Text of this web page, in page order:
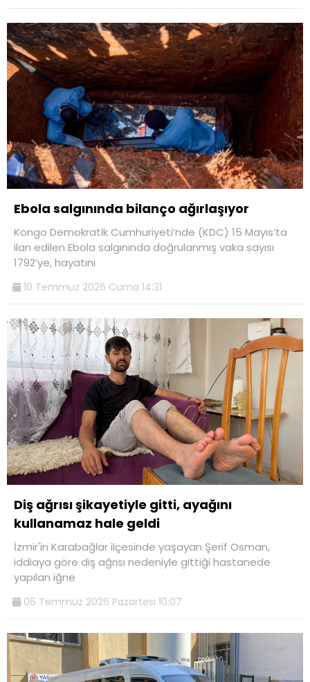
Ebola salgınında bilanço ağırlaşıyor
Kongo Demokratik Cumhuriyeti’nde (KDC) 15 Mayıs’ta
ilan edilen Ebola salgınında doğrulanmış vaka sayısı
1792’ye, hayatını
10 Temmuz 2026 Cuma 14:31
Diş ağrısı şikayetiyle gitti, ayağını
kullanamaz hale geldi
İzmir'in Karabağlar ilçesinde yaşayan Şerif Osman,
iddiaya göre diş ağrısı nedeniyle gittiği hastanede
yapılan iğne
06 Temmuz 2026 Pazartesi 10:07